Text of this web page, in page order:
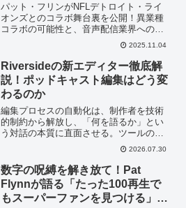
パット・フリンがNFLデトロイト・ライ
オンズとのコラボ舞台裏を公開！異業種
コラボの可能性と、音声配信業界への影
響を解説します。今すぐチェック！2025.11.04
Riversideの新エディター徹底解
説！ポッドキャスト編集はどう変
わるのか
編集プロセスの自動化は、制作者を技術
的制約から解放し、「何を語るか」とい
う対話の本質に直面させる。ツールの進
化が進むほど、ポッドキャストは小手先
ではない「言葉の強度」が試される場に
なっていく。
2026.07.30
数字の呪縛を解き放て！Pat
Flynnが語る「たった100再生で
もスーパーファンを見つける」秘